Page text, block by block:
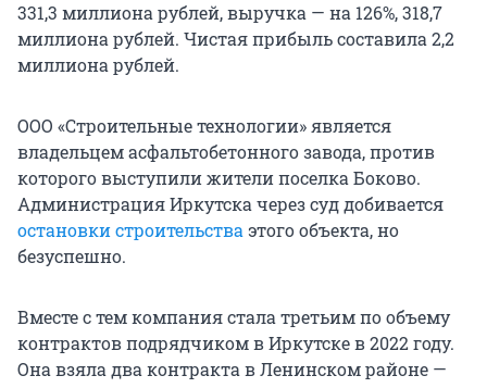
331,3 миллиона рублей, выручка — на 126%, 318,7
миллиона рублей. Чистая прибыль составила 2,2
миллиона рублей.
ООО «Строительные технологии» является
владельцем асфальтобетонного завода, против
которого выступили жители поселка Боково.
Администрация Иркутска через суд добивается
остановки строительстваэтого объекта, но
безуспешно.
Вместе с тем компания стала третьим по объему
контрактов подрядчиком в Иркутске в 2022 году.
Она взяла два контракта в Ленинском районе —